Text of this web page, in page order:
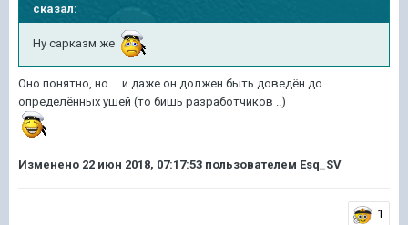
сказал:
Ну сарказм же
Оно понятно, но ... и даже он должен быть доведён до
определённых ушей (то бишь разработчиков ..)
Изменено 22 июн 2018, 07:17:53 пользователем Esq_SV
1